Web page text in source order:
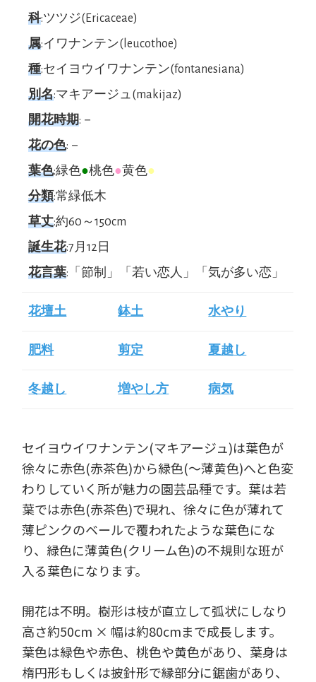
科:ツツジ(Ericaceae)
属:イワナンテン(leucothoe)
種:セイヨウイワナンテン(fontanesiana)
別名:マキアージュ(makijaz)
開花時期:－
花の色:－
葉色:緑色●桃色●黄色●
分類:常緑低木
草丈:約60～150cm
誕生花:7月12日
花言葉:「節制」「若い恋人」「気が多い恋」
花壇土 鉢土 水やり
肥料 剪定 夏越し
冬越し 増やし方 病気
セイヨウイワナンテン(マキアージュ)は葉色が
徐々に赤色(赤茶色)から緑色(～薄黄色)へと色変
わりしていく所が魅力の園芸品種です。葉は若
葉では赤色(赤茶色)で現れ、徐々に色が薄れて
薄ピンクのベールで覆われたような葉色にな
り、緑色に薄黄色(クリーム色)の不規則な班が
入る葉色になります。
開花は不明。樹形は枝が直立して弧状にしなり
高さ約50cm × 幅は約80cmまで成長します。
葉色は緑色や赤色、桃色や黄色があり、葉身は
楕円形もしくは披針形で縁部分に鋸歯があり、